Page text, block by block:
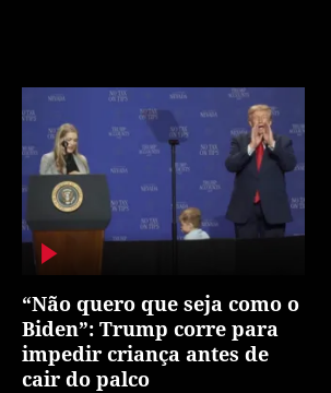
“Não quero que seja como o
Biden”: Trump corre para
impedir criança antes de
cair do palco